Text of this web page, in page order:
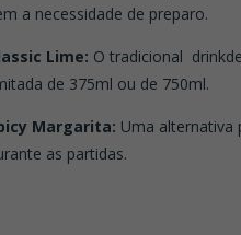
a necessidade de preparo.
Lime: O tradicional
de 375ml ou de 750ml.
Margarita: Uma alternativa
as partidas.